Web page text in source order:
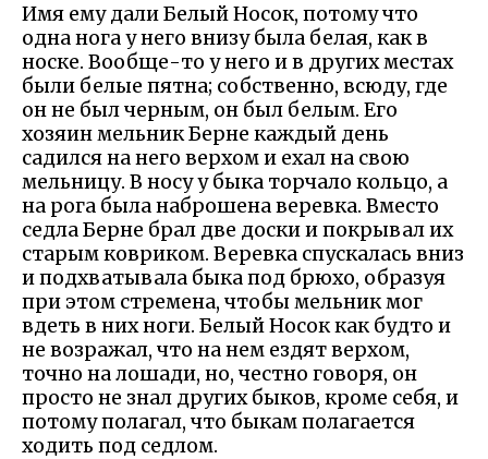
Имя ему дали Белый Носок, потому что
одна нога у него внизу была белая, как в
носке. Вообще-то у него и в других местах
были белые пятна; собственно, всюду, где
он не был черным, он был белым. Его
хозяин мельник Берне каждый день
садился на него верхом и ехал на свою
мельницу. В носу у быка торчало кольцо, а
на рога была наброшена веревка. Вместо
седла Берне брал две доски и покрывал их
старым ковриком. Веревка спускалась вниз
и подхватывала быка под брюхо, образуя
при этом стремена, чтобы мельник мог
вдеть в них ноги. Белый Носок как будто и
не возражал, что на нем ездят верхом,
точно на лошади, но, честно говоря, он
просто не знал других быков, кроме себя, и
потому полагал, что быкам полагается
ходить под седлом.